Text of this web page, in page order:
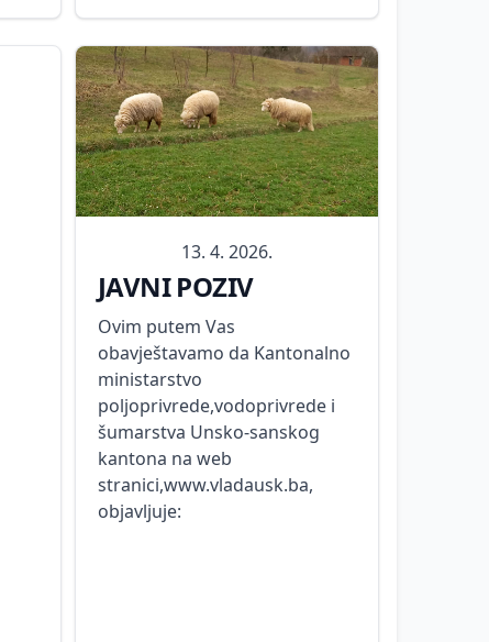
13. 4. 2026.
JAVNI POZIV
Ovim putem Vas
obavještavamo da Kantonalno
ministarstvo
poljoprivrede,vodoprivrede i
šumarstva Unsko-sanskog
kantona na web
stranici,www.vladausk.ba,
objavljuje: